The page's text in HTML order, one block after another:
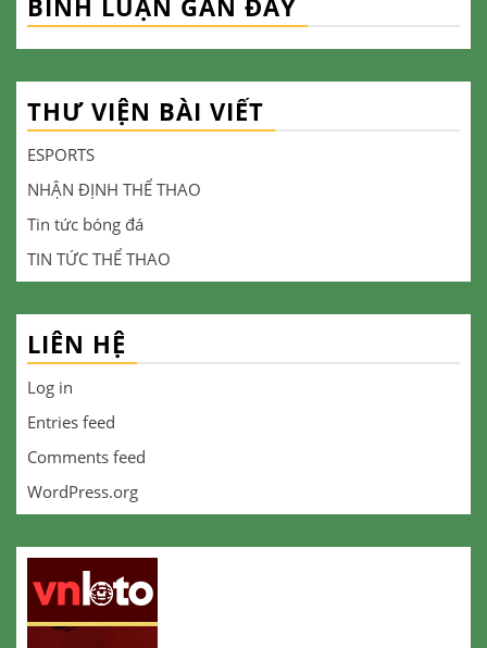
BÌNH LUẬN GẦN ĐÂY
THƯ VIỆN BÀI VIẾT
ESPORTS
NHẬN ĐỊNH THỂ THAO
Tin tức bóng đá
TIN TỨC THỂ THAO
LIÊN HỆ
Log in
Entries feed
Comments feed
WordPress.org